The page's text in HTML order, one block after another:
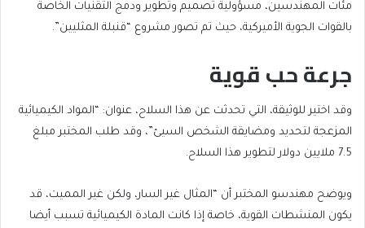
مئات المهندسين، مسؤولية تصميم وتطوير ودمج التقنيات الخاصة
بالقوات الجوية الأميركية، حيث تم تصور مشروع “قنبلة المثليين”.
جرعة حب قوية
وقد اختير للوثيقة، التي تحدثت عن هذا السلاح، عنوان: “المواد الكيميائية
المزعجة لتحديد ومضايقة الشخص السيئ”، وقد طلب المختبر مبلغ
7.5 ملايين دولار لتطوير هذا السلاح.
ويوضح مهندسو المختبر أن “المثال غير السار، ولكن غير المميت، قد
يكون المنشطات القوية، خاصة إذا كانت المادة الكيميائية تسبب أيضا